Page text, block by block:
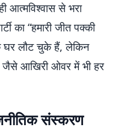
आत्मविश्वास से भरा
का “हमारी जीत पक्की
घर लौट चुके हैं, लेकिन
जैसे आखिरी ओवर में भी हर
संस्करण